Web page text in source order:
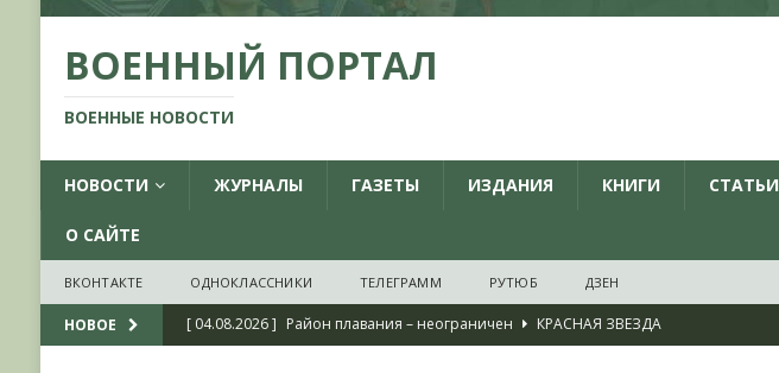
ВОЕННЫЙ ПОРТАЛ
ВОЕННЫЕ НОВОСТИ
НОВОСТИ ЖУРНАЛЫ ГАЗЕТЫ ИЗДАНИЯ КНИГИ СТАТЬИ
О САЙТЕ
ВКОНТАКТЕ ОДНОКЛАССНИКИ ТЕЛЕГРАММ РУТЮБ ДЗЕН
НОВОЕ [ 04.08.2026 ] Район плавания – неограничен
КРАСНАЯ ЗВЕЗДА